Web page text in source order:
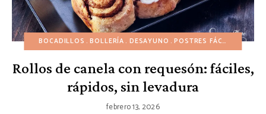
BOCADILLOS BOLLERÍA DESAYUNO POSTRES FÁCILES
Rollos de canela con requesón: fáciles,
rápidos, sin levadura
febrero 13, 2026